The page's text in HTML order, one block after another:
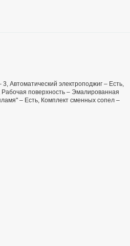
Автоматический электроподжиг – Есть,
поверхность – Эмалированная
– Есть, Комплект сменных сопел –